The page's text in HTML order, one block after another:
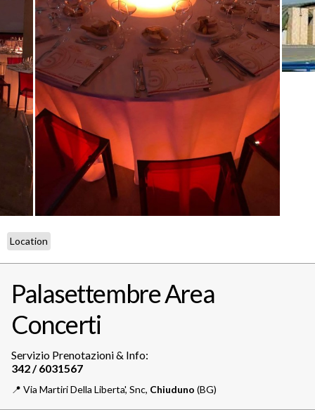
Location
Palasettembre Area
Concerti
Servizio Prenotazioni & Info:
📍️ Via Martiri Della Liberta', Snc, Chiuduno (BG)